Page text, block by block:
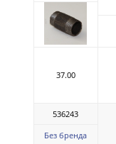
37.00
536243
Без бренда